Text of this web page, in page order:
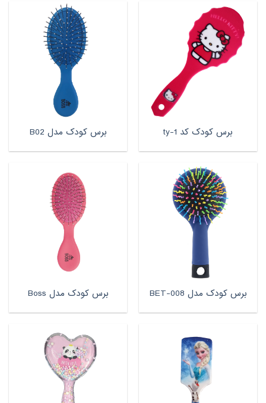
برس کودک کد ty-1 برس کودک مدل B02
برس کودک مدل BET-008 برس کودک مدل Boss